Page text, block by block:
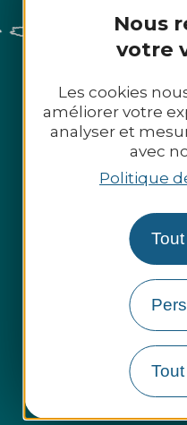
Nous
votre
Les cookies
améliorer votre
analyser et
avec
Politique